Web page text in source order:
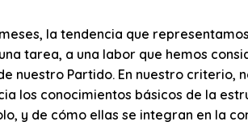
la tendencia que
tarea, a una labor que hemos
nuestro Partido. En nuestro criterio,
los conocimientos básicos de la
y de cómo ellas se integran en la